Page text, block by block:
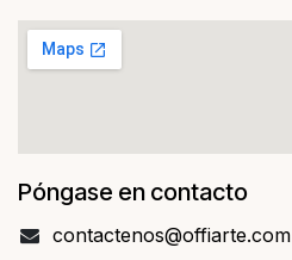
Póngase en contacto
contact​​enos@offiarte.com